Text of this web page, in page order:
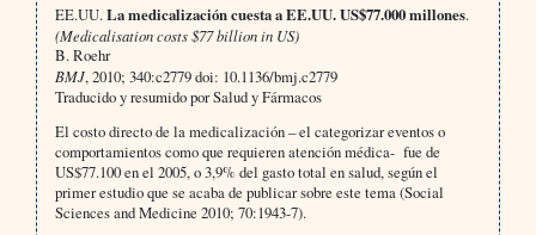
EE.UU.La medicalización cuesta a EE.UU. US$77.000 millones.
(Medicalisation costs $77 billion in US)
B. Roehr
BMJ, 2010; 340:c2779 doi: 10.1136/bmj.c2779
Traducido y resumido por Salud y Fármacos
El costo directo de la medicalización – el categorizar eventos o
comportamientos como que requieren atención médica- fue de
US$77.100 en el 2005, o 3,9% del gasto total en salud, según el
primer estudio que se acaba de publicar sobre este tema (Social
Sciences and Medicine 2010; 70:1943-7).